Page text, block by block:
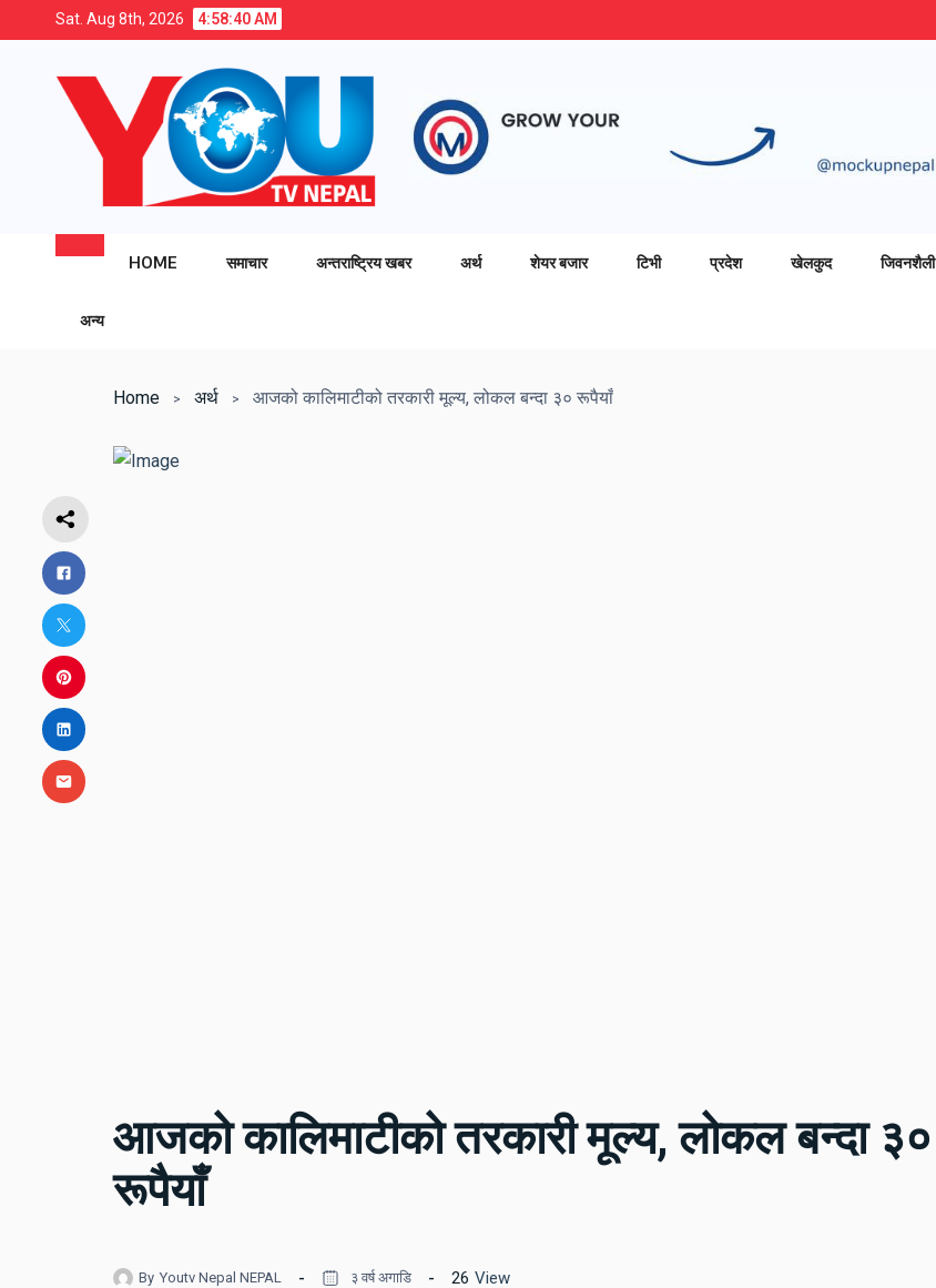
Sat. Aug 8th, 2026 4:58:41 AM
HOME समाचार अन्तराष्ट्रिय खबर अर्थ शेयर बजार टिभी प्रदेश खेलकुद जिवनशैली
अन्य
Home अर्थ आजको कालिमाटीको तरकारी मूल्य, लोकल बन्दा ३० रूपैयाँ
आजको कालिमाटीको तरकारी मूल्य, लोकल बन्दा ३०
रूपैयाँ
By Youtv Nepal NEPAL ३ वर्ष अगाडि 26 View